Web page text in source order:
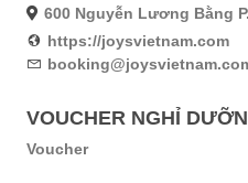
600 Nguyễn Lương Bằng
https://joysvietnam.com
VOUCHER NGHỈ
Voucher